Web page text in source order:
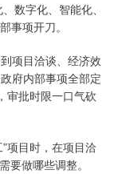
数字化、智能化、
事项开刀。
项目洽谈、经济效
府内部事项全部定
审批时限一口气砍
项目时，在项目洽
要做哪些调整。